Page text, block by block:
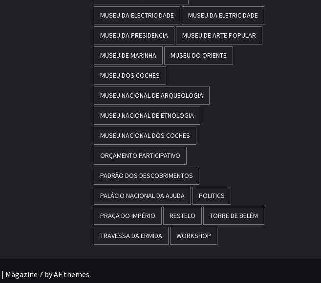
MUSEU DA ELECTRICIDADE MUSEU DA ELETRICIDADE
MUSEU DA PRESIDENCIA MUSEU DE ARTE POPULAR
MUSEU DE MARINHA MUSEU DO ORIENTE
MUSEU DOS COCHES
MUSEU NACIONAL DE ARQUEOLOGIA
MUSEU NACIONAL DE ETNOLOGIA
MUSEU NACIONAL DOS COCHES
ORÇAMENTO PARTICIPATIVO
PADRÃO DOS DESCOBRIMENTOS
PALÁCIO NACIONAL DA AJUDA POLITICS
PRAÇA DO IMPÉRIO RESTELO TORRE DE BELÉM
TRAVESSA DA ERMIDA WORKSHOP
| Magazine 7by AF themes.